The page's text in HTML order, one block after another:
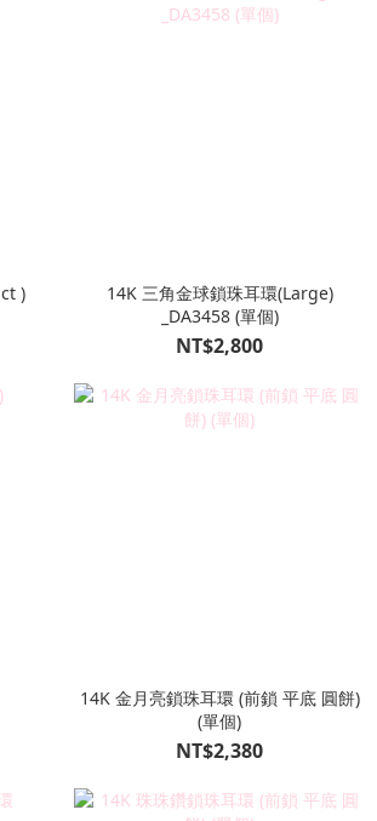
14K 三角金球鎖珠耳環(Large)
_DA3458 (單個)
NT$2,800
14K 金月亮鎖珠耳環 (前鎖 平底 圓餅)
(單個)
NT$2,380